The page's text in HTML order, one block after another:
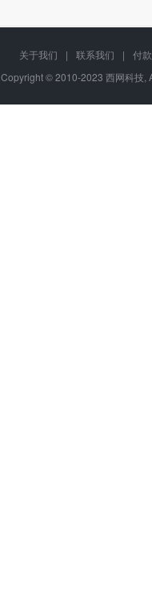
关于我们 | 联系我们 |
付
Copyright © 2010-2023 西网科技